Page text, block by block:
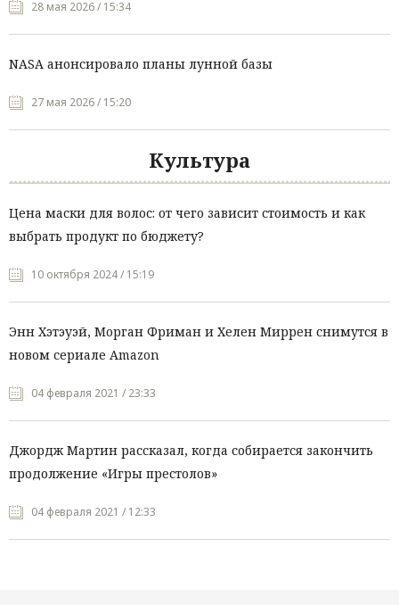
28 мая 2026 / 15:34
NASA анонсировало планы лунной базы
27 мая 2026 / 15:20
Культура
Цена маски для волос: от чего зависит стоимость и как
выбрать продукт по бюджету?
10 октября 2024 / 15:19
Энн Хэтэуэй, Морган Фриман и Хелен Миррен снимутся в
новом сериале Amazon
04 февраля 2021 / 23:33
Джордж Мартин рассказал, когда собирается закончить
продолжение «Игры престолов»
04 февраля 2021 / 12:33